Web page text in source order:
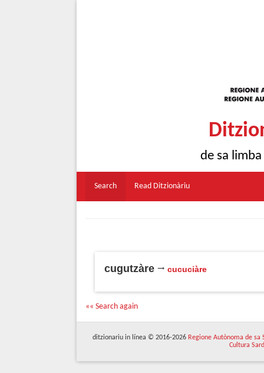
de sa
Search Read Ditzionàriu
cugutzàre cucuciàre
«« Search again
ditzionariu in línea © 2016-2026 Regione Autònoma de sa
Cultura